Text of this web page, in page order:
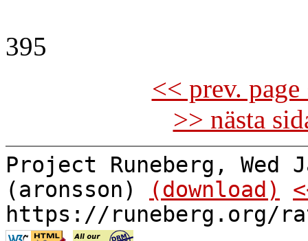
395
<< prev.
>> nästa
Project Runeberg, Wed
(aronsson)
(download)
https://runeberg.org/